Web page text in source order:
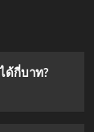
ด้กี่บาท?